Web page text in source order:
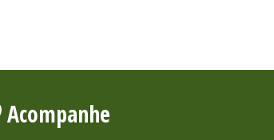
Acompanhe